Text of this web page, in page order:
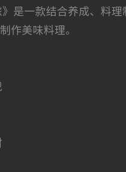
》是一款结合养成、料
作美味料理。